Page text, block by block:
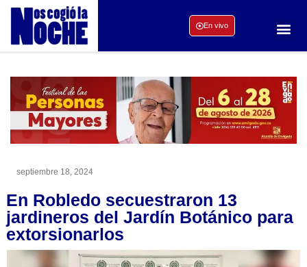
En vivo
septiembre 18, 2024
En Robledo secuestraron 13
jardineros del Jardín Botánico para
extorsionarlos